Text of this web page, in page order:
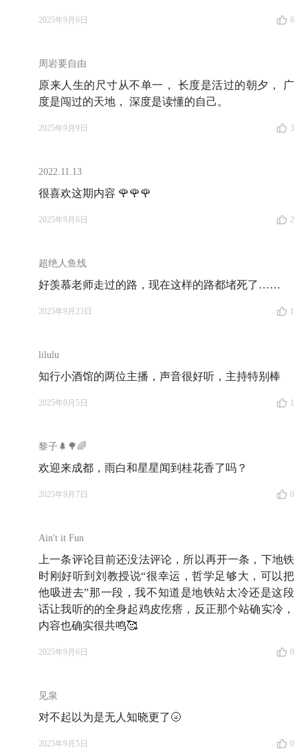
经典。
《康德著作全集》
Schriften》）
：由普鲁士皇家科学院在 1900 年起陆续
出版，它是康德所有正式著作、讲稿、信件与遗稿的权
文原版因年代久远，装帧和纸张具有收藏价值，也常被
银厂沟
：位于四川成都彭州市西北部龙门山南麓的一
到严重破坏，景区一度关闭。
：云南中烟在 20 世纪 50 年代创立的卷烟品牌，
尼采（Friedrich Nietzsche）：
德国哲学家，主张个体意
罗素（Bertrand Russell）： 英国哲学家、逻辑学家，20
世纪分析哲学的奠基人之一，同时是和平主义者与畅销
彩扩部： 80–90 年代大型影楼或国营照相公司常设「彩
扩部」，配备富士、柯达等昂贵的冲印机，需要工人根
调整曝光的小灯光源。
外专楼：高校为外籍教师和专家设置的住宿办公区。
GRE（Graduate Record Examination）：美国研究生入
学标准化考试，分为语文、数学和写作部分，多用于理
童文学名著。故事简介：小女孩毛毛为了拯救朋友，与
一群戴着灰帽、身着灰衣、叼着灰色烟雾的「灰先生」
银行」，结果让世界逐渐失去色彩与乐趣。他们外表千
2025年9月6日 6
周岩要自由
原来人生的尺寸从不单一， 长度是活过的朝夕， 广
度是闯过的天地， 深度是读懂的自己。
2025年9月9日 3
2022.11.13
很喜欢这期内容 🌹🌹🌹
2025年9月6日 2
超绝人鱼线
好羡慕老师走过的路，现在这样的路都堵死了……
2025年9月23日 1
lilulu
知行小酒馆的两位主播，声音很好听，主持特别棒
2025年9月5日 1
黎子🌲🌳🌈
欢迎来成都，雨白和星星闻到桂花香了吗？
2025年9月7日 0
Ain't it Fun
上一条评论目前还没法评论，所以再开一条，下地铁
时刚好听到刘教授说“很幸运，哲学足够大，可以把
他吸进去”那一段，我不知道是地铁站太冷还是这段
话让我听的的全身起鸡皮疙瘩，反正那个站确实冷，
内容也确实很共鸣🥰
2025年9月6日 0
见泉
对不起以为是无人知晓更了🌝
2025年9月5日 0